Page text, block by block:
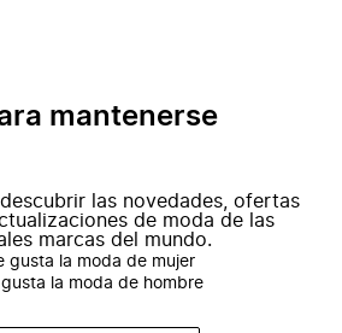
mantenerse
las novedades, ofertas
de moda de las
marcas del mundo.
gusta la moda de mujer
gusta la moda de hombre